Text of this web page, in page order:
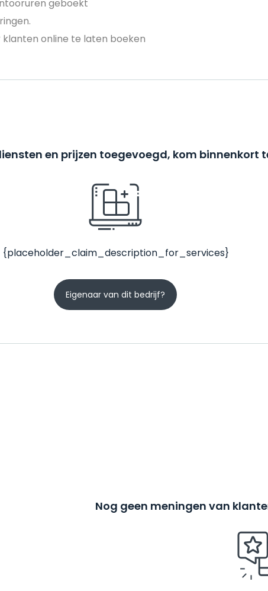
geboekt
online te laten boeken
en prijzen toegevoegd, kom binnenkort
{placeholder_claim_description_for_services}
Eigenaar van dit bedrijf?
Nog geen meningen van